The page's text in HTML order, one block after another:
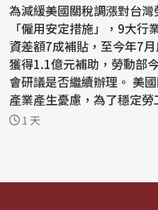
為減緩美國關稅調漲對台
「僱用安定措施」，9大
資差額7成補貼，至今年7
獲得1.1億元補助，勞動部
會研議是否繼續辦理。 美國關稅政策及匯率波動讓國內
產業產生憂慮，為了穩定
僱...1 天